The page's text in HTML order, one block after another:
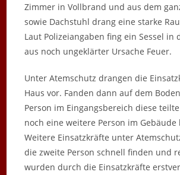
Zimmer in Vollbrand und aus dem
sowie Dachstuhl drang eine starke
Laut Polizeiangaben fing ein Sessel in
aus noch ungeklärter Ursache Feuer.
Unter Atemschutz drangen die
Haus vor. Fanden dann auf dem
Person im Eingangsbereich diese
noch eine weitere Person im Gebäude
Weitere Einsatzkräfte unter
die zweite Person schnell finden und
wurden durch die Einsatzkräfte